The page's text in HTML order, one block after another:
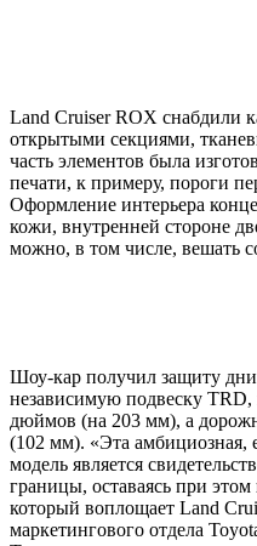
Land Cruiser ROX снабдили
открытыми секциями,
часть элементов была
печати, к примеру, пороги
Оформление интерьера
кожи, внутренней стороне
можно, в том числе, вешать
Шоу-кар получил защиту
независимую подвеску
дюймов (на 203 мм), а
(102 мм). «Эта амбициозная,
модель является
границы, оставаясь при
который воплощает Land
маркетингового отдела